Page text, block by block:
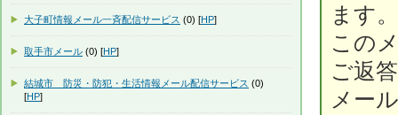
ます。
この
ご返
メー
大子町情報メール一斉配信サービス (0) [HP]
取手市メール (0) [HP]
結城市 防災・防犯・生活情報メール配信サービス (0)
[HP]